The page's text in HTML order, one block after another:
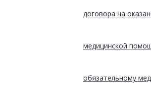
договора на
медицинской
обязательному